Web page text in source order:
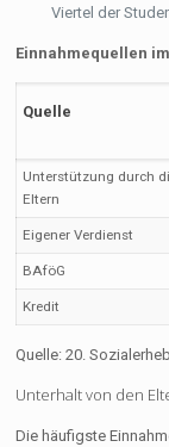
Viertel der
Einnahmequellen
Quelle
Unterstützung durch
Eltern
Eigener Verdienst
BAföG
Kredit
Quelle: 20.
Unterhalt von den
Die häufigste